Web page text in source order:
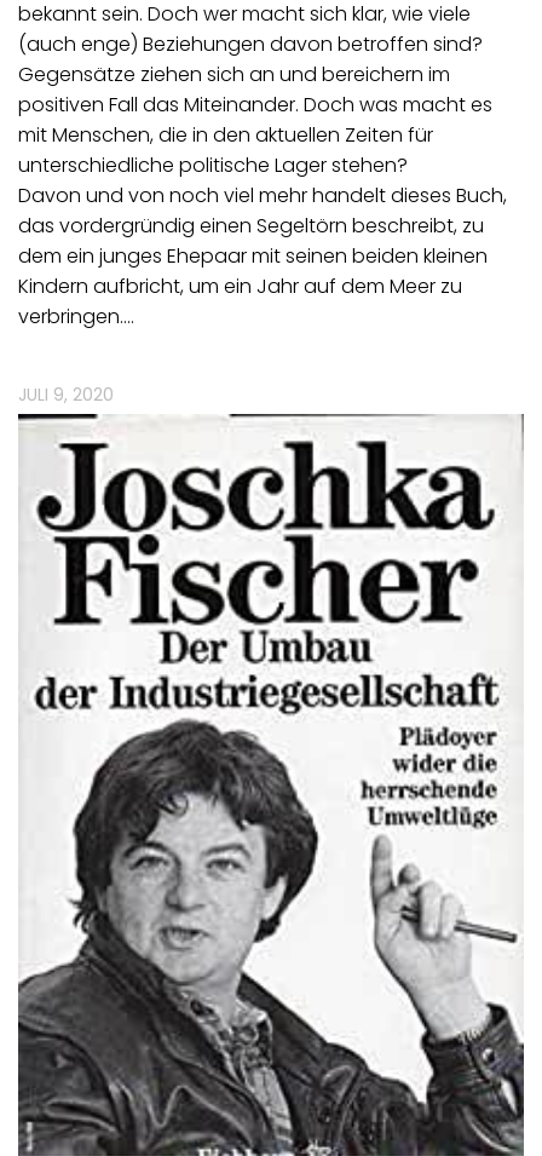
bekannt sein. Doch wer macht sich klar, wie viele
(auch enge) Beziehungen davon betroffen sind?
Gegensätze ziehen sich an und bereichern im
positiven Fall das Miteinander. Doch was macht es
mit Menschen, die in den aktuellen Zeiten für
unterschiedliche politische Lager stehen?
Davon und von noch viel mehr handelt dieses Buch,
das vordergründig einen Segeltörn beschreibt, zu
dem ein junges Ehepaar mit seinen beiden kleinen
Kindern aufbricht, um ein Jahr auf dem Meer zu
verbringen.…
JULI 9, 2020